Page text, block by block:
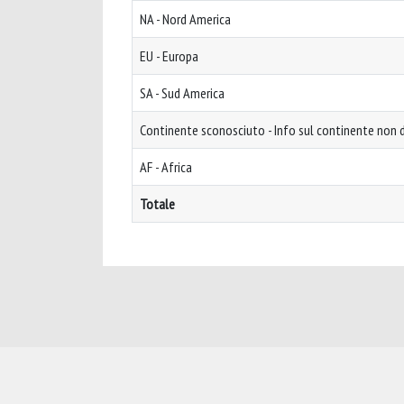
NA - Nord America
EU - Europa
SA - Sud America
Continente sconosciuto - Info sul continente non
AF - Africa
Totale